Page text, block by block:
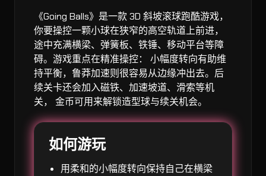
《Going Balls》是一款 3D 斜坡滚球跑酷游戏，
你要操控一颗小球在狭窄的高空轨道上前进，
途中充满横梁、弹簧板、铁锤、移动平台等障
碍。游戏重点在精准操控： 小幅度转向有助维
持平衡，鲁莽加速则很容易从边缘冲出去。后
续关卡还会加入磁铁、加速坡道、滑索等机
关， 金币可用来解锁造型球与续关机会。
如何游玩
用柔和的小幅度转向保持自己在横梁